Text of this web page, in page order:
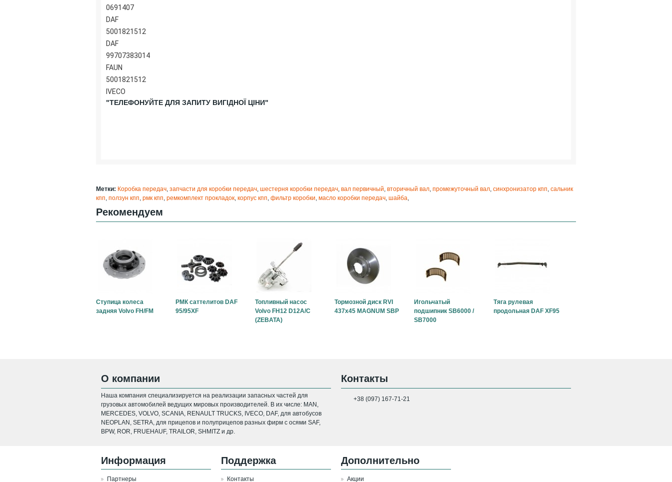
0691407
DAF
5001821512
DAF
99707383014
FAUN
5001821512
IVECO
"ТЕЛЕФОНУЙТЕ ДЛЯ ЗАПИТУ ВИГІДНОЇ ЦІНИ"
Метки: Коробка передач, запчасти для коробки передач, шестерня коробки передач, вал первичный, вторичный вал, промежуточный вал, синхронизатор кпп, сальник
кпп, ползун кпп, рмк кпп, ремкомплект прокладок, корпус кпп, фильтр коробки, масло коробки передач, шайба,
Рекомендуем
Ступица колеса
задняя Volvo FH/FM
РМК саттелитов DAF
95/95XF
Топливный насос
Volvo FH12 D12A/C
(ZEBATA)
Тормозной диск RVI
437x45 MAGNUM SBP
Игольчатый
подшипник SB6000 /
SB7000
Тяга рулевая
продольная DAF XF95
О компании
Наша компания специализируется на реализации запасных частей для
грузовых автомобилей ведущих мировых производителей. В их числе: MAN,
MERCEDES, VOLVO, SCANIA, RENAULT TRUCKS, IVECO, DAF, для автобусов
NEOPLAN, SETRA, для прицепов и полуприцепов разных фирм с осями SAF,
BPW, ROR, FRUEHAUF, TRAILOR, SHMITZ и др.
Контакты
+38 (097) 167-71-21
Информация
Партнеры
Поддержка
Контакты
Дополнительно
Акции